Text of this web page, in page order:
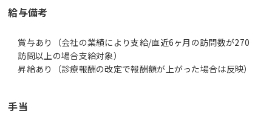
給与備考
賞与あり（会社の業績により支給/直近6ヶ月の訪問数が270
訪問以上の場合支給対象）
昇給あり（診療報酬の改定で報酬額が上がった場合は反映）
手当